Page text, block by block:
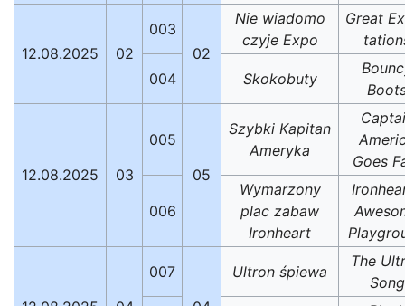
12.08.2025 02
003
02
Nie wiadomo
czyje Expo
Great
004 Skokobuty
12.08.2025 03
005
05
Szybki Kapitan
Ameryka
Goes
006
Wymarzony
plac zabaw
Ironheart
007
Ultron śpiewa
The
Song